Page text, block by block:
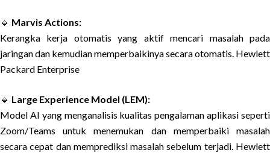
🔹 Marvis Actions:
Kerangka kerja otomatis yang aktif mencari masalah pada
jaringan dan kemudian memperbaikinya secara otomatis. Hewlett
Packard Enterprise
🔹 Large Experience Model (LEM):
Model AI yang menganalisis kualitas pengalaman aplikasi seperti
Zoom/Teams untuk menemukan dan memperbaiki masalah
secara cepat dan memprediksi masalah sebelum terjadi. Hewlett